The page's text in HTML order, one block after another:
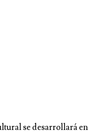
se desarrollará en